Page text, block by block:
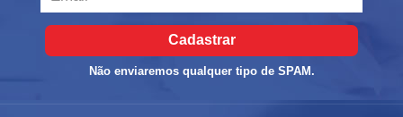
Cadastrar
Não enviaremos qualquer tipo de SPAM.